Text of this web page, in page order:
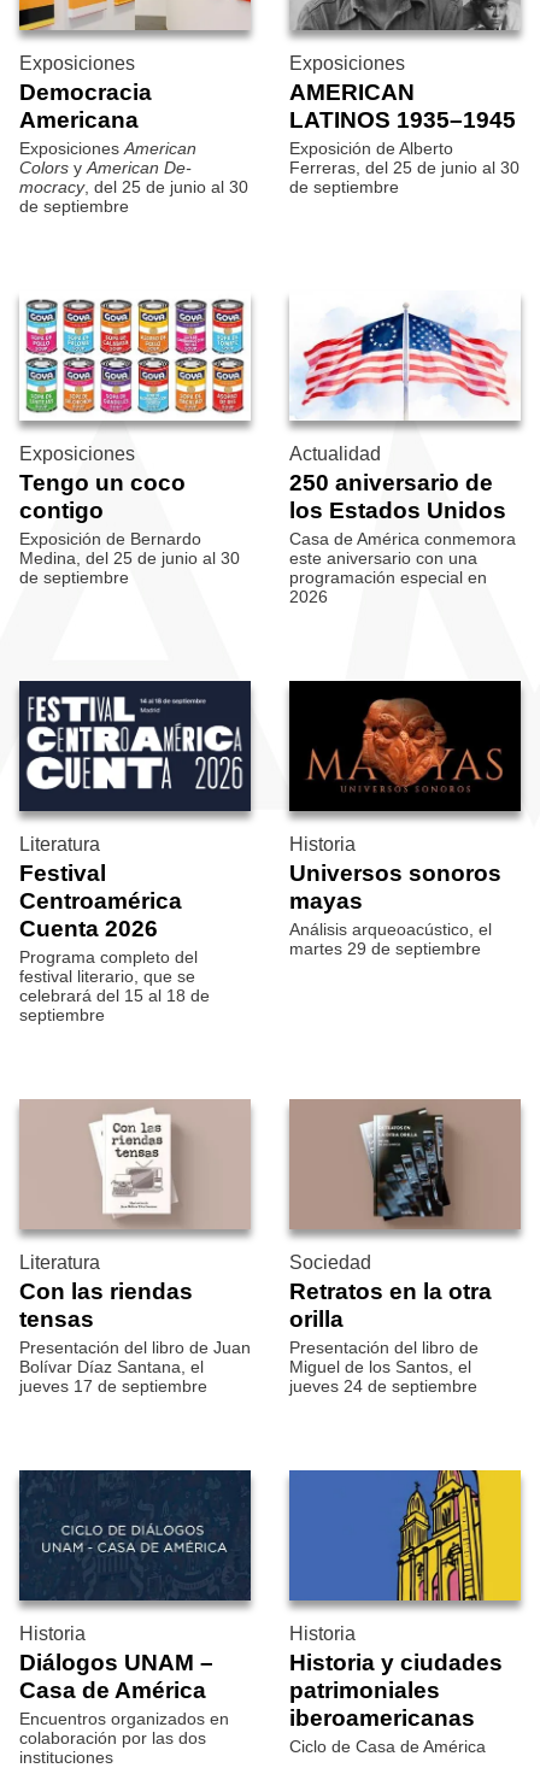
Exposiciones
Democracia
Americana
Exposiciones American
Colors y American De­
mocracy, del 25 de junio al 30
de septiembre
Exposiciones
AMERICAN
LATINOS 1935–1945
Exposición de Alberto
Ferreras, del 25 de junio al 30
de septiembre
Exposiciones
Tengo un coco
contigo
Exposición de Bernardo
Medina, del 25 de junio al 30
de septiembre
Actualidad
250 aniversario de
los Estados Unidos
Casa de América conmemora
este aniversario con una
programación especial en
2026
Literatura
Festival
Centroamérica
Cuenta 2026
Programa completo del
festival literario, que se
celebrará del 15 al 18 de
septiembre
Historia
Universos sonoros
mayas
Análisis arqueoacústico, el
martes 29 de septiembre
Literatura
Con las riendas
tensas
Presentación del libro de Juan
Bolívar Díaz Santana, el
jueves 17 de septiembre
Sociedad
Retratos en la otra
orilla
Presentación del libro de
Miguel de los Santos, el
jueves 24 de septiembre
Historia
Diálogos UNAM –
Casa de América
Encuentros organizados en
colaboración por las dos
instituciones
Historia
Historia y ciudades
patrimoniales
iberoamericanas
Ciclo de Casa de América